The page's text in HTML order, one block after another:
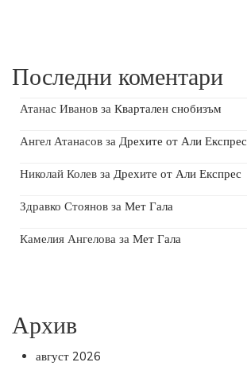
Последни коментари
Атанас Иванов за Квартален снобизъм
Ангел Атанасов за Дрехите от Али Експрес
Николай Колев за Дрехите от Али Експрес
Здравко Стоянов за Мет Гала
Камелия Ангелова за Мет Гала
Архив
август 2026